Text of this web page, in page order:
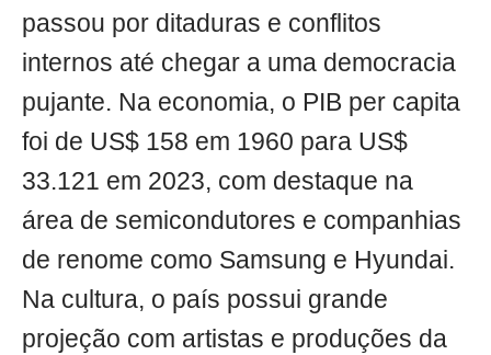
passou por ditaduras e conflitos
internos até chegar a uma democracia
pujante. Na economia, o PIB per capita
foi de US$ 158 em 1960 para US$
33.121 em 2023, com destaque na
área de semicondutores e companhias
de renome como Samsung e Hyundai.
Na cultura, o país possui grande
projeção com artistas e produções da